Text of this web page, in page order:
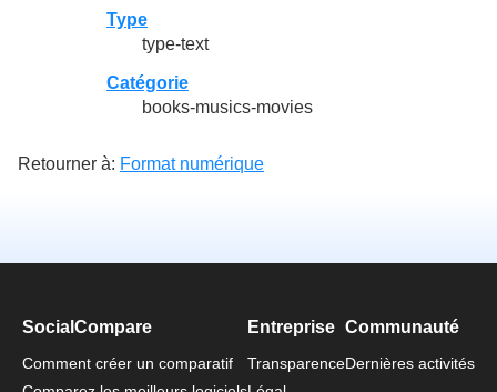
Type
type-text
Catégorie
books-musics-movies
Retourner à: Format numérique
SocialCompare
Comment créer un comparatif
Entreprise
Transparence
Communauté
Dernières activités